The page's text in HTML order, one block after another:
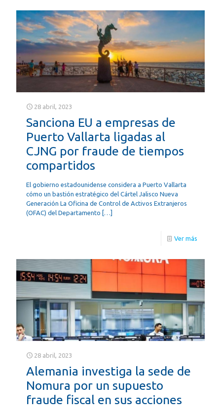
28 abril, 2023
Sanciona EU a empresas de
Puerto Vallarta ligadas al
CJNG por fraude de tiempos
compartidos
El gobierno estadounidense considera a Puerto Vallarta
cómo un bastión estratégico del Cártel Jalisco Nueva
Generación La Oficina de Control de Activos Extranjeros
(OFAC) del Departamento […]
Ver más
28 abril, 2023
Alemania investiga la sede de
Nomura por un supuesto
fraude fiscal en sus acciones